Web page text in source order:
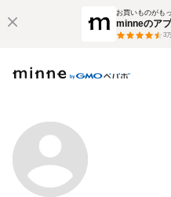
お買いものがも
minneのア
3